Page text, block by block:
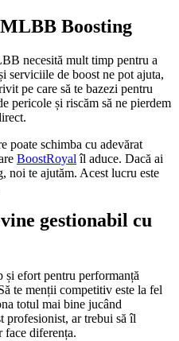
Boosting
necesită mult timp pentru a
serviciile de boost ne pot ajuta,
pe care să te bazezi pentru
pericole și riscăm să ne pierdem
poate schimba cu adevărat
BoostRoyal îl aduce. Dacă ai
noi te ajutăm. Acest lucru este
gestionabil cu
efort pentru performanță
te menții competitiv este la fel
totul mai bine jucând
profesionist, ar trebui să îl
face diferența.